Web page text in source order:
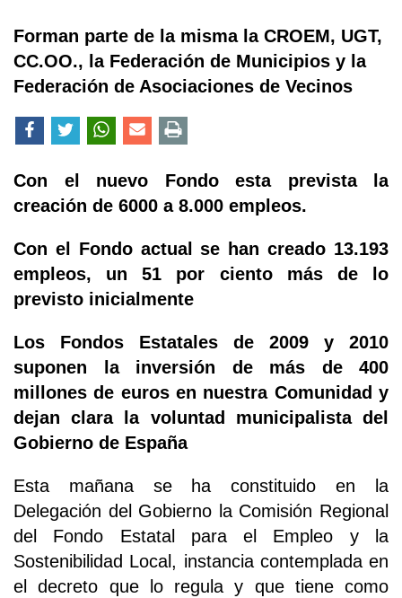
Forman parte de la misma la CROEM, UGT,
CC.OO., la Federación de Municipios y la
Federación de Asociaciones de Vecinos
Con el nuevo Fondo esta prevista la
creación de 6000 a 8.000 empleos.
Con el Fondo actual se han creado 13.193
empleos, un 51 por ciento más de lo
previsto inicialmente
Los Fondos Estatales de 2009 y 2010
suponen la inversión de más de 400
millones de euros en nuestra Comunidad y
dejan clara la voluntad municipalista del
Gobierno de España
Esta mañana se ha constituido en la
Delegación del Gobierno la Comisión Regional
del Fondo Estatal para el Empleo y la
Sostenibilidad Local, instancia contemplada en
el decreto que lo regula y que tiene como